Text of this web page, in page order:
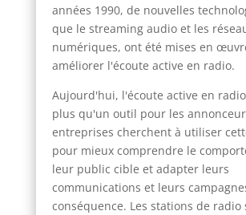
années 1990, de nouvelles
que le streaming audio et les
numériques, ont été mises en
améliorer l'écoute active en radio.
Aujourd'hui, l'écoute active en
plus qu'un outil pour les
entreprises cherchent à utiliser
pour mieux comprendre le
leur public cible et adapter leurs
communications et leurs
conséquence. Les stations de